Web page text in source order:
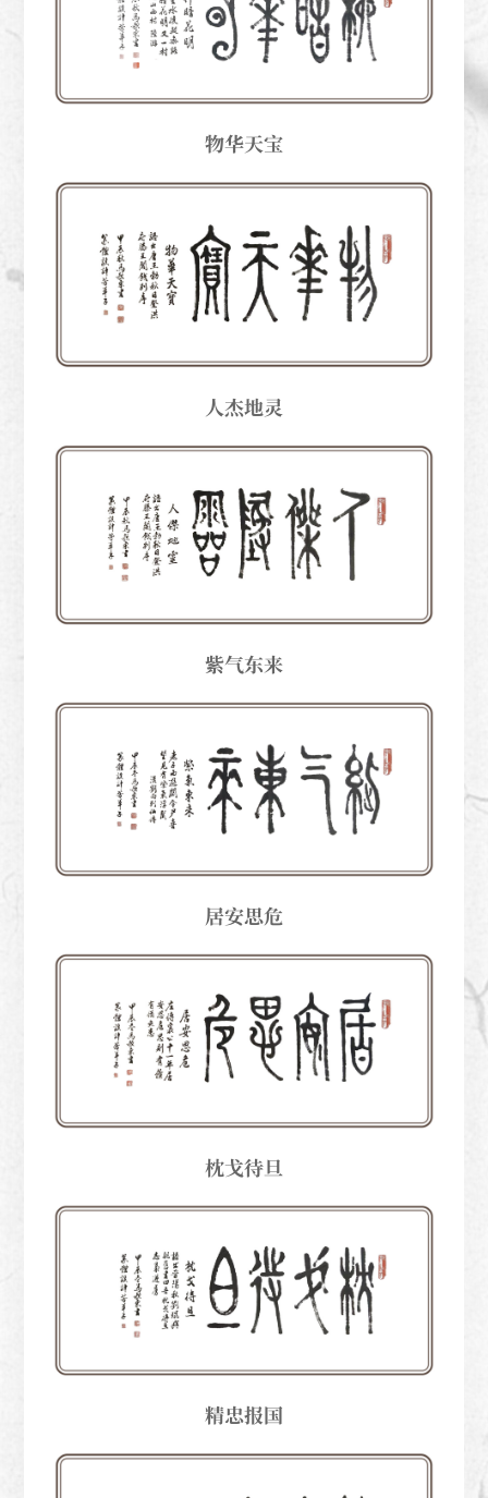
物华天宝
人杰地灵
紫气东来
居安思危
枕戈待旦
精忠报国